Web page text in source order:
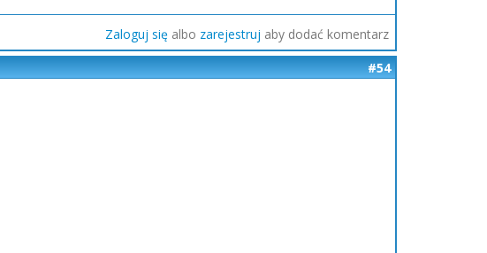
Zaloguj się albo zarejestruj aby dodać komentarz
#54